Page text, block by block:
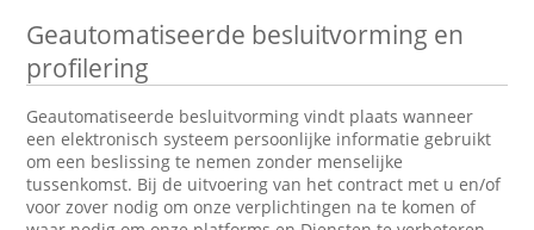
Geautomatiseerde besluitvorming en
profilering
Geautomatiseerde besluitvorming vindt plaats wanneer
een elektronisch systeem persoonlijke informatie gebruikt
om een beslissing te nemen zonder menselijke
tussenkomst. Bij de uitvoering van het contract met u en/of
voor zover nodig om onze verplichtingen na te komen of